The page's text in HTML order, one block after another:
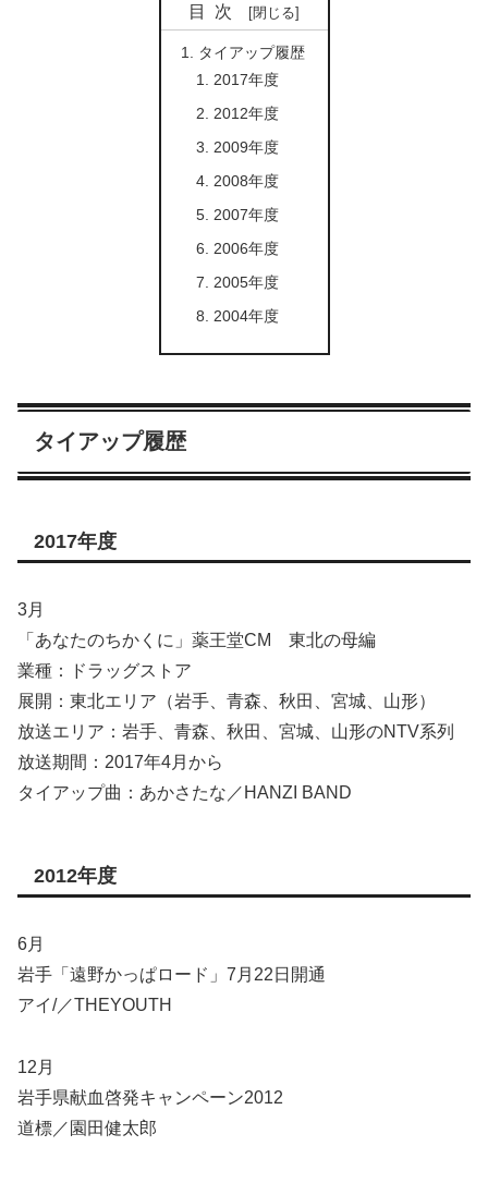
目次
タイアップ履歴
2017年度
2012年度
2009年度
2008年度
2007年度
2006年度
2005年度
2004年度
タイアップ履歴
2017年度
3月
「あなたのちかくに」薬王堂CM 東北の母編
業種：ドラッグストア
展開：東北エリア（岩手、青森、秋田、宮城、山形）
放送エリア：岩手、青森、秋田、宮城、山形のNTV系列
放送期間：2017年4月から
タイアップ曲：あかさたな／HANZI BAND
2012年度
6月
岩手「遠野かっぱロード」7月22日開通
アイ/／THEYOUTH
12月
岩手県献血啓発キャンペーン2012
道標／園田健太郎